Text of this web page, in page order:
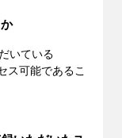
いている
ス可能であるこ